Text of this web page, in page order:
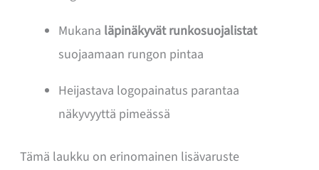
Mukana läpinäkyvät runkosuojalistat
suojaamaan rungon pintaa
Heijastava logopainatus parantaa
näkyvyyttä pimeässä
Tämä laukku on erinomainen lisävaruste